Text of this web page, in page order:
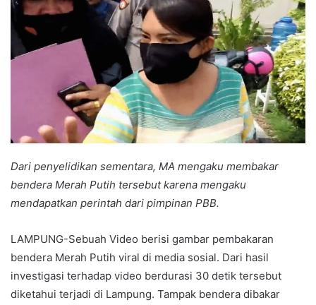
Dari penyelidikan sementara, MA mengaku membakar
bendera Merah Putih tersebut karena mengaku
mendapatkan perintah dari pimpinan PBB.
LAMPUNG-Sebuah Video berisi gambar pembakaran
bendera Merah Putih viral di media sosial. Dari hasil
investigasi terhadap video berdurasi 30 detik tersebut
diketahui terjadi di Lampung. Tampak bendera dibakar